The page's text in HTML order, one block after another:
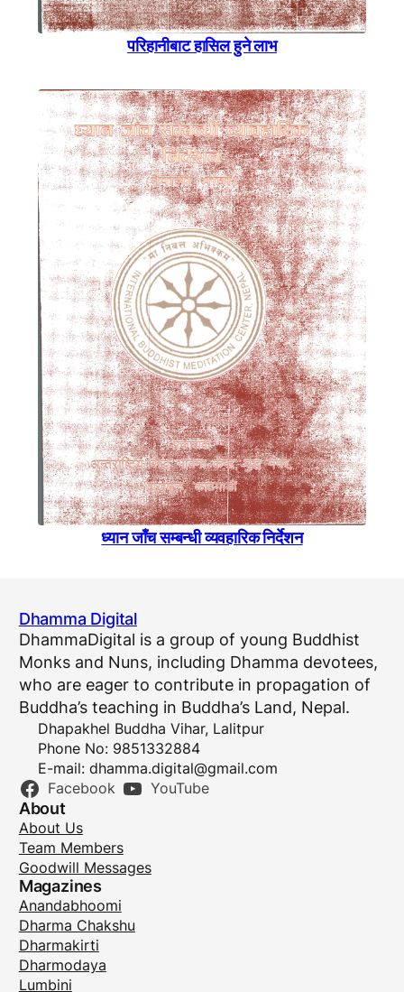
परिहानीबाट हासिल हुने लाभ
ध्यान जाँच सम्बन्धी व्यवहारिक निर्देशन
Dhamma Digital
DhammaDigital is a group of young Buddhist
Monks and Nuns, including Dhamma devotees,
who are eager to contribute in propagation of
Buddha’s teaching in Buddha’s Land, Nepal.
Dhapakhel Buddha Vihar, Lalitpur
Phone No: 9851332884
E-mail: dhamma.digital@gmail.com
Facebook YouTube
About
About Us
Team Members
Goodwill Messages
Magazines
Anandabhoomi
Dharma Chakshu
Dharmakirti
Dharmodaya
Lumbini